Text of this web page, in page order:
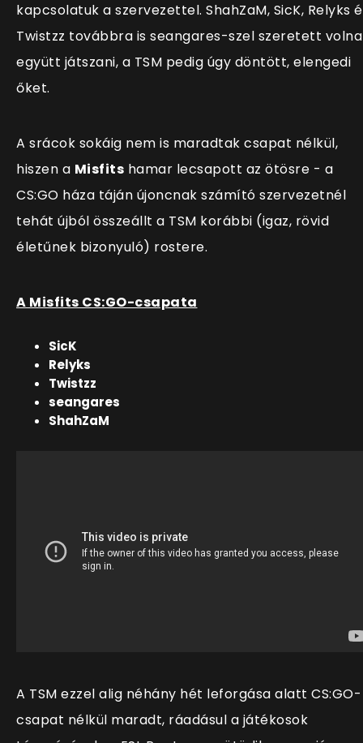
kapcsolatuk a szervezettel. ShahZaM, SicK, Relyks
Twistzz továbbra is seangares-szel szeretett volna
együtt játszani, a TSM pedig úgy döntött, elengedi
őket.
A srácok sokáig nem is maradtak csapat nélkül,
hiszen a Misfits hamar lecsapott az ötösre - a
CS:GO háza táján újoncnak számító szervezetnél
tehát újból összeállt a TSM korábbi (igaz, rövid
életűnek bizonyuló) rostere.
A Misfits CS:GO-csapata
SicK
Relyks
Twistzz
seangares
ShahZaM
A TSM ezzel alig néhány hét leforgása alatt CS:GO-
csapat nélkül maradt, ráadásul a játékosok